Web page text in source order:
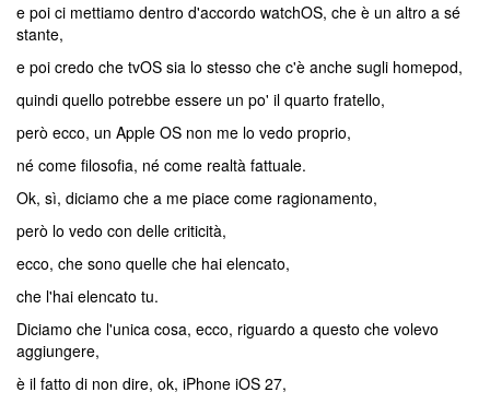
e poi ci mettiamo dentro d'accordo watchOS, che è un altro a sé
stante,
e poi credo che tvOS sia lo stesso che c'è anche sugli homepod,
quindi quello potrebbe essere un po' il quarto fratello,
però ecco, un Apple OS non me lo vedo proprio,
né come filosofia, né come realtà fattuale.
Ok, sì, diciamo che a me piace come ragionamento,
però lo vedo con delle criticità,
ecco, che sono quelle che hai elencato,
che l'hai elencato tu.
Diciamo che l'unica cosa, ecco, riguardo a questo che volevo
aggiungere,
è il fatto di non dire, ok, iPhone iOS 27,